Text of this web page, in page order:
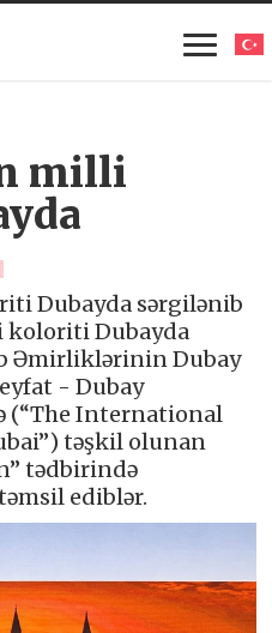
milli
Dubayda sərgilənib
koloriti Dubayda
Əmirliklərinin Dubay
- Dubay
(“The International
təşkil olunan
tədbirində
ediblər.